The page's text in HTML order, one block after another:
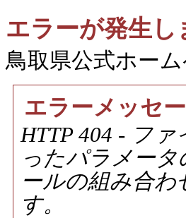
エラーが発生し
鳥取県公式ホー
エラーメッセ
HTTP 404 - フ
ったパラメー
ールの組み合
す。